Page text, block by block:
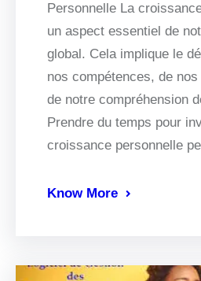
Personnelle La
un aspect essentiel de
global. Cela implique le
nos compétences, de
de notre compréhension
Prendre du temps pour
croissance personnelle
Know More